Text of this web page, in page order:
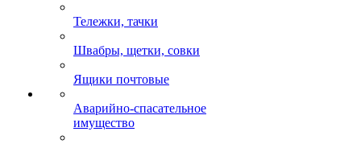
Тележки, тачки
Швабры, щетки, совки
Ящики почтовые
Аварийно-спасательное
имущество